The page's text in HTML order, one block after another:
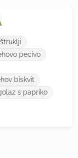
štruklji
pecivo
biskvit
s papriko